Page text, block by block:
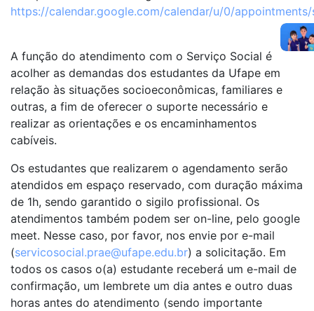
https://calendar.google.com/calendar/u/0/
A função do atendimento com o Serviço Social é
acolher as demandas dos estudantes da Ufape em
relação às situações socioeconômicas, familiares e
outras, a fim de oferecer o suporte necessário e
realizar as orientações e os encaminhamentos
cabíveis.
Os estudantes que realizarem o agendamento serão
atendidos em espaço reservado, com duração máxima
de 1h, sendo garantido o sigilo profissional. Os
atendimentos também podem ser on-line, pelo google
meet. Nesse caso, por favor, nos envie por e-mail
(servicosocial.prae@ufape.edu.br) a solicitação. Em
todos os casos o(a) estudante receberá um e-mail de
confirmação, um lembrete um dia antes e outro duas
horas antes do atendimento (sendo importante